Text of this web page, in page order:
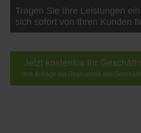
Tragen Sie Ihre Leistungen
sich sofort von Ihren Kunden
Jetzt kostenlos Ihr Geschäft
(Ihre Anfrage zur Übernahme des